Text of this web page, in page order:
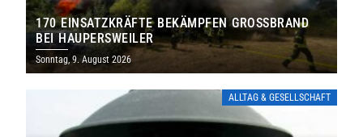
170 EINSATZKRÄFTE BEKÄMPFEN GROSSBRAND B
EI HAUPERSWEILER
Sonntag, 9. August 2026
ALLTAG & GESELLSCHAFT